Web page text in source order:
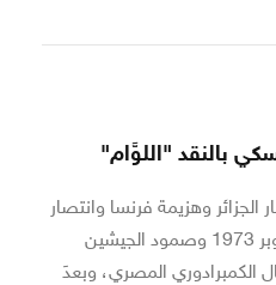
بالنقد "اللوَّام"
وهزيمة فرنسا وانتصار
عدن وهزيمة بريطانيا، وانتصار حرب اكتوبر 1973 وصمود الجيشين
الكمبرادوري المصري، وبعدَ